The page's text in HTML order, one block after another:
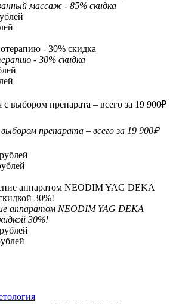
массаж - 85% скидка
- 30% скидка
препарата – всего за 19 900₽
рублей
аппаратом NEODIM YAG DEKA
30%!
рублей